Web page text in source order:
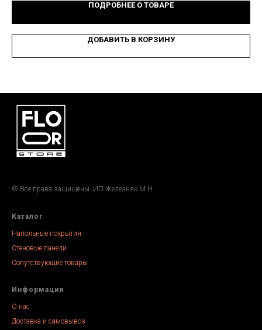
ПОДРОБНЕЕ О ТОВАРЕ
ДОБАВИТЬ В КОРЗИНУ
© Все права защищены. ИП Железняк М.Н.
Каталог
Напольные покрытия
Стеновые панели
Сопутствующие товары
Информация
О нас
Доставка и самовывоз